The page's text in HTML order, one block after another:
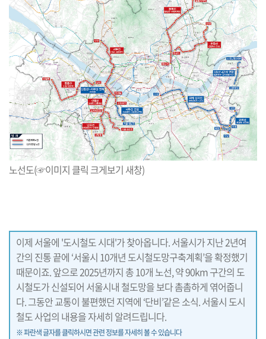
노선도(☞이미지 클릭 크게보기 새창)
이제 서울에 '도시철도 시대'가 찾아옵니다. 서울시가 지난 2년여
간의 진통 끝에 ‘서울시 10개년 도시철도망구축계획’을 확정했기
때문이죠. 앞으로 2025년까지 총 10개 노선, 약 90km 구간의 도
시철도가 신설되어 서울시내 철도망을 보다 촘촘하게 엮어줍니
다. 그동안 교통이 불편했던 지역에 ‘단비’같은 소식. 서울시 도시
철도 사업의 내용을 자세히 알려드립니다.
※ 파란색 글자를 클릭하시면 관련 정보를 자세히 볼 수 있습니다